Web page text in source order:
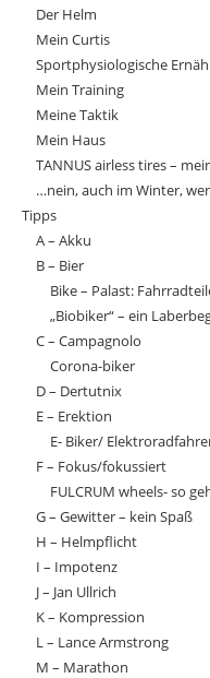
Der Helm
Mein Curtis
Sportphysiologische
Mein Training
Meine Taktik
Mein Haus
TANNUS airless tires –
…nein, auch im Winter,
Tipps
A – Akku
B – Bier
Bike – Palast:
„Biobiker“ – ein
C – Campagnolo
Corona-biker
D – Dertutnix
E – Erektion
E- Biker/
F – Fokus/fokussiert
FULCRUM wheels- so
G – Gewitter – kein Spaß
H – Helmpflicht
I – Impotenz
J – Jan Ullrich
K – Kompression
L – Lance Armstrong
M – Marathon